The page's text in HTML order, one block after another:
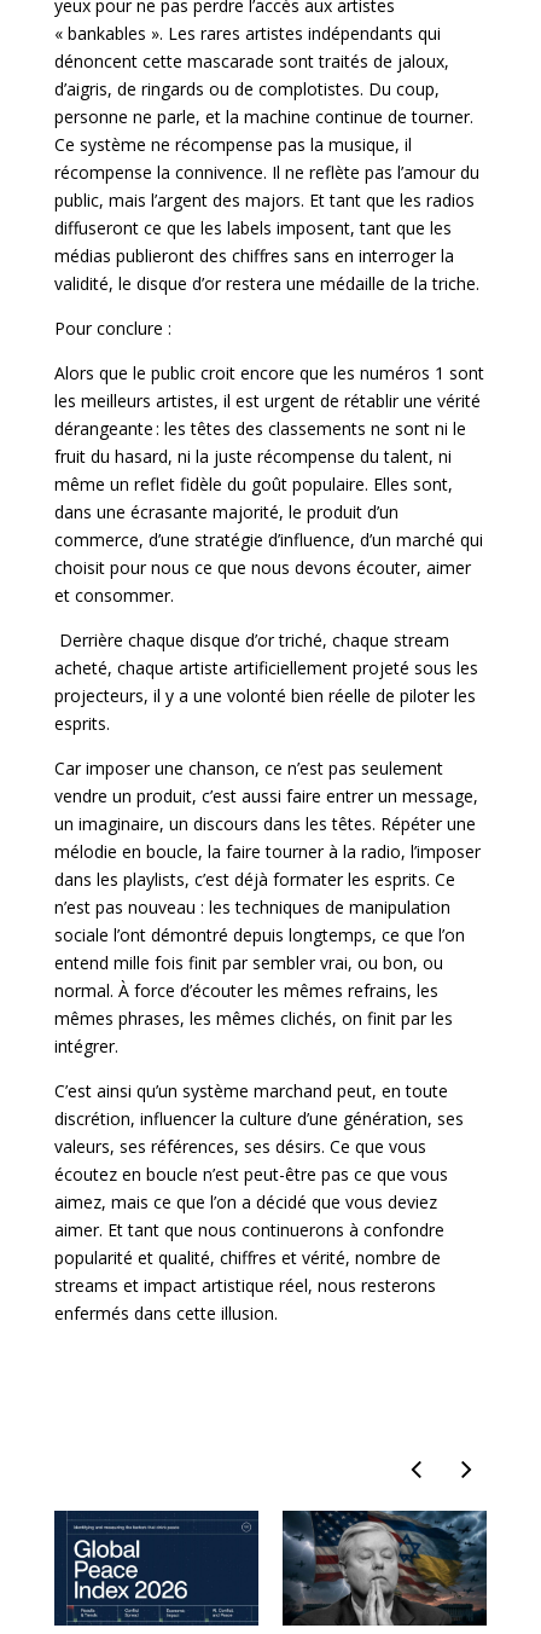
yeux pour ne pas perdre l’accès aux artistes
« bankables ». Les rares artistes indépendants qui
dénoncent cette mascarade sont traités de jaloux,
d’aigris, de ringards ou de complotistes. Du coup,
personne ne parle, et la machine continue de tourner.
Ce système ne récompense pas la musique, il
récompense la connivence. Il ne reflète pas l’amour du
public, mais l’argent des majors. Et tant que les radios
diffuseront ce que les labels imposent, tant que les
médias publieront des chiffres sans en interroger la
validité, le disque d’or restera une médaille de la triche.
Pour conclure :
Alors que le public croit encore que les numéros 1 sont
les meilleurs artistes, il est urgent de rétablir une vérité
dérangeante : les têtes des classements ne sont ni le
fruit du hasard, ni la juste récompense du talent, ni
même un reflet fidèle du goût populaire. Elles sont,
dans une écrasante majorité, le produit d’un
commerce, d’une stratégie d’influence, d’un marché qui
choisit pour nous ce que nous devons écouter, aimer
et consommer.
Derrière chaque disque d’or triché, chaque stream
acheté, chaque artiste artificiellement projeté sous les
projecteurs, il y a une volonté bien réelle de piloter les
esprits.
Car imposer une chanson, ce n’est pas seulement
vendre un produit, c’est aussi faire entrer un message,
un imaginaire, un discours dans les têtes. Répéter une
mélodie en boucle, la faire tourner à la radio, l’imposer
dans les playlists, c’est déjà formater les esprits. Ce
n’est pas nouveau : les techniques de manipulation
sociale l’ont démontré depuis longtemps, ce que l’on
entend mille fois finit par sembler vrai, ou bon, ou
normal. À force d’écouter les mêmes refrains, les
mêmes phrases, les mêmes clichés, on finit par les
intégrer.
C’est ainsi qu’un système marchand peut, en toute
discrétion, influencer la culture d’une génération, ses
valeurs, ses références, ses désirs. Ce que vous
écoutez en boucle n’est peut-être pas ce que vous
aimez, mais ce que l’on a décidé que vous deviez
aimer. Et tant que nous continuerons à confondre
popularité et qualité, chiffres et vérité, nombre de
streams et impact artistique réel, nous resterons
enfermés dans cette illusion.